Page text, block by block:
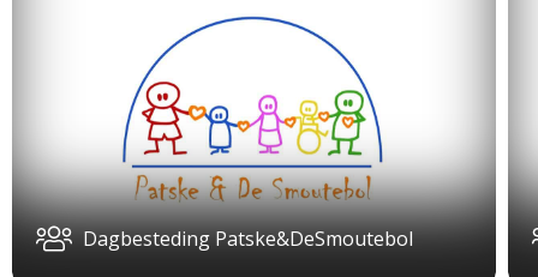
Dagbesteding Patske&DeSmoutebol